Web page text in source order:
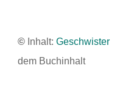
© Inhalt:Geschwister
dem Buchinhalt